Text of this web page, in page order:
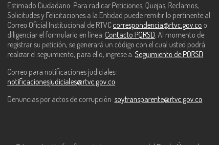
Estimado Ciudadano: Para radicar Peticiones, Quejas, Reclamos,
Solicitudes y Felicitaciones a la Entidad puede remitir lo pertinente al
Correo Oficial Institucional de RTVC correspondencia@rtvc.gov.co o
diligenciar el formulario en línea: Contacto PQRSD. Al momento de
registrar su petición, se generará un código con el cual usted podrá
realizar el seguimiento, para ello, ingrese a: Seguimiento de PQRSD
Correo para notificaciones judiciales:
notificacionesjudiciales@rtvc.gov.co
Denuncias por actos de corrupción: soytransparente@rtvc.gov.co